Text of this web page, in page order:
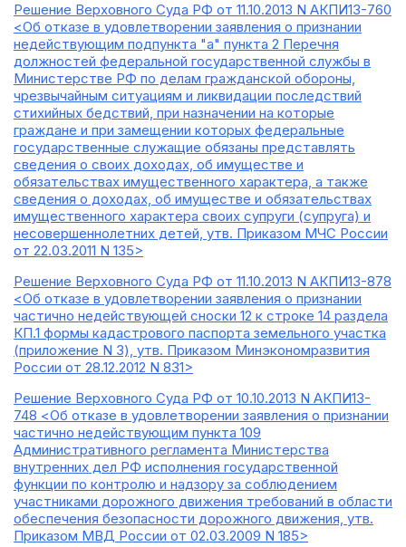
Решение Верховного Суда РФ от 11.10.2013 N АКПИ13-760
<Об отказе в удовлетворении заявления о признании
недействующим подпункта "а" пункта 2 Перечня
должностей федеральной государственной службы в
Министерстве РФ по делам гражданской обороны,
чрезвычайным ситуациям и ликвидации последствий
стихийных бедствий, при назначении на которые
граждане и при замещении которых федеральные
государственные служащие обязаны представлять
сведения о своих доходах, об имуществе и
обязательствах имущественного характера, а также
сведения о доходах, об имуществе и обязательствах
имущественного характера своих супруги (супруга) и
несовершеннолетних детей, утв. Приказом МЧС России
от 22.03.2011 N 135>
Решение Верховного Суда РФ от 11.10.2013 N АКПИ13-878
<Об отказе в удовлетворении заявления о признании
частично недействующей сноски 12 к строке 14 раздела
КП.1 формы кадастрового паспорта земельного участка
(приложение N 3), утв. Приказом Минэкономразвития
России от 28.12.2012 N 831>
Решение Верховного Суда РФ от 10.10.2013 N АКПИ13-
748 <Об отказе в удовлетворении заявления о признании
частично недействующим пункта 109
Административного регламента Министерства
внутренних дел РФ исполнения государственной
функции по контролю и надзору за соблюдением
участниками дорожного движения требований в области
обеспечения безопасности дорожного движения, утв.
Приказом МВД России от 02.03.2009 N 185>